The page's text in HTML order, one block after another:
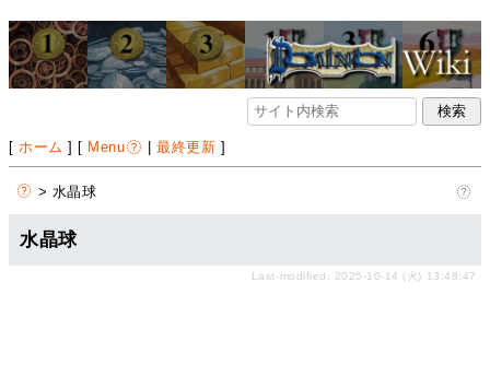
[ホーム ] [ Menu |最終更新 ]
> 水晶球
水晶球
Last-modified: 2025-10-14 (火) 13:48:47